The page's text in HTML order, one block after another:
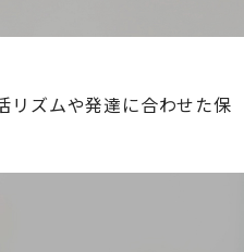
リズムや発達に合わせた保